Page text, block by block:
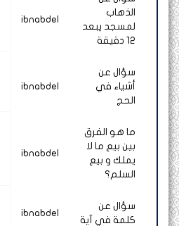
الذهاب
لمسجد يبعد
12 دقيقة
ibnabdel
سؤال عن
أشياء في
الحج
ibnabdel
ما هو الفرق
بين بيع ما لا
يملك و بيع
السلم؟
ibnabdel
سؤال عن
كلمة في آية
ibnabdel